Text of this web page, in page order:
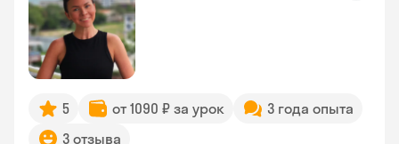
5 от 1090 ₽ за урок
3 года опыта
3 отзыва